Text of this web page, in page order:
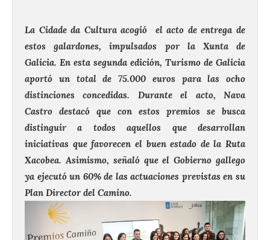
La Cidade da Cultura acogió el acto de entrega de
estos galardones, impulsados por la Xunta de
Galicia. En esta segunda edición, Turismo de Galicia
aportó un total de 75.000 euros para las ocho
distinciones concedidas. Durante el acto, Nava
Castro destacó que con estos premios se busca
distinguir a todos aquellos que desarrollan
iniciativas que favorecen el buen estado de la Ruta
Xacobea. Asimismo, señaló que el Gobierno gallego
ya ejecutó un 60% de las actuaciones previstas en su
Plan Director del Camino.